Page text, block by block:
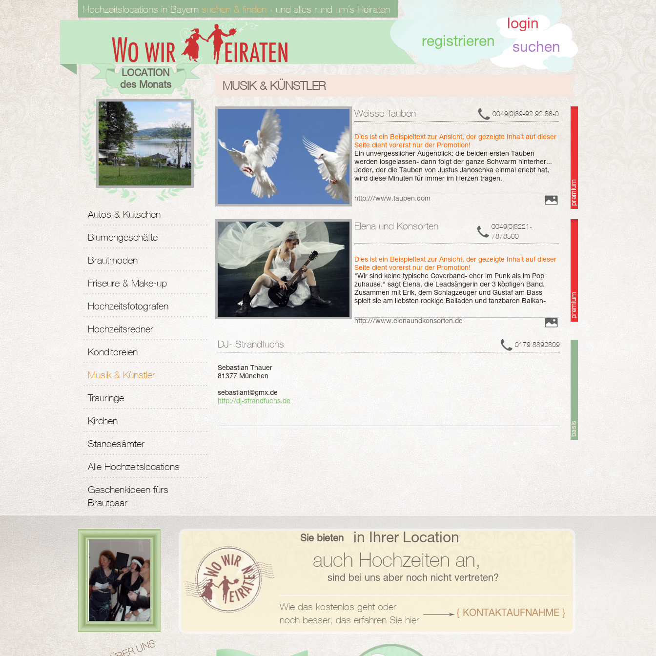
Hochzeitslocations in Bayern suchen & finden - und alles rund um´s Heiraten
login
registrieren
suchen
LOCATION
des Monats
Autos & Kutschen
Blumengeschäfte
Brautmoden
Friseure & Make-up
Hochzeitsfotografen
Hochzeitsredner
Konditoreien
Musik & Künstler
Trauringe
Kirchen
Standesämter
Alle Hochzeitslocations
Geschenkideen fürs
Brautpaar
MUSIK & KÜNSTLER
Weisse Tauben 0049(0)89-92 92 86-0
Dies ist ein Beispieltext zur Ansicht, der gezeigte Inhalt auf dieser
Seite dient vorerst nur der Promotion!
Ein unvergesslicher Augenblick: die beiden ersten Tauben
werden losgelassen- dann folgt der ganze Schwarm hinterher...
Jeder, der die Tauben von Justus Janoschka einmal erlebt hat,
wird diese Minuten für immer im Herzen tragen.
in den Himmel getragen. Sie gelten als Symbol für Treue und
Glück.
dürfen!
http:///www.tauben.com
Elena und Konsorten
0049(0)8221-
7878500
Dies ist ein Beispieltext zur Ansicht, der gezeigte Inhalt auf dieser
Seite dient vorerst nur der Promotion!
"Wir sind keine typische Coverband- eher im Punk als im Pop
zuhause." sagt Elena, die Leadsängerin der 3 köpfigen Band.
Zusammen mit Erik, dem Schlagzeuger und Gustaf am Bass
spielt sie am liebsten rockige Balladen und tanzbaren Balkan-
können mir eine Liste mit Lieblingsstücken geben, die wir dann
beim Fest auch spielen. Aber ich streu auch immer mal was
Elena tourt mit ihrer Band quer durch Deutschland. Wer sie
vorher mal live erleben möchte, kann auf ihrer Homepage nach
http:///www.elenaundkonsorten.de
DJ- Strandfuchs 0179 8892809
Sebastian Thauer
81377 München
sebastiant@gmx.de
http://dj-strandfuchs.de
Sie bieten in Ihrer Location
auch Hochzeiten an,
sind bei uns aber noch nicht vertreten?
Wie das kostenlos geht oder
noch besser, das erfahren Sie hier
{ KONTAKTAUFNAHME }
Wo Wir
Heiraten, der
ÜBER UNS